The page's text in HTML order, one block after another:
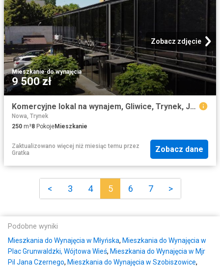
Zobacz zdjęcie
Mieszkanie·do wynajęcia
9 500 zł
Komercyjne lokal na wynajem, Gliwice, Trynek, Jasna
Nowa, Trynek
250 m²8 PokojeMieszkanie
Zaktualizowano więcej niż miesiąc temu przez
Gratka
Zobacz dane
< 3 4 5 6 7 >
Podobne wyniki
Mieszkania do Wynajęcia w Młyńska, Mieszkania do Wynajęcia w
Plac Grunwaldzki, Wójtowa Wieś, Mieszkania do Wynajęcia w Mjr
Pil Jana Czernego, Mieszkania do Wynajęcia w Szobiszowice,